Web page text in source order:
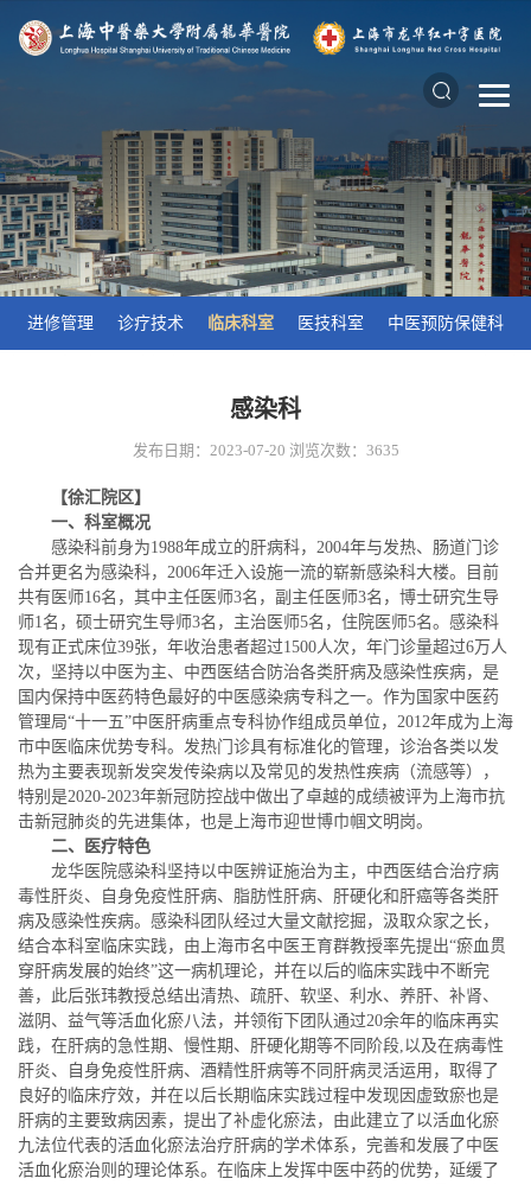
进修管理 诊疗技术 临床科室 医技科室 中医预防保健科
感染科
发布日期：2023-07-20 浏览次数： 3635
【徐汇院区】
一、科室概况
感染科前身为1988年成立的肝病科，2004年与发热、肠道门诊
合并更名为感染科，2006年迁入设施一流的崭新感染科大楼。目前
共有医师16名，其中主任医师3名，副主任医师3名，博士研究生导
师1名，硕士研究生导师3名，主治医师5名，住院医师5名。感染科
现有正式床位39张，年收治患者超过1500人次，年门诊量超过6万人
次，坚持以中医为主、中西医结合防治各类肝病及感染性疾病，是
国内保持中医药特色最好的中医感染病专科之一。作为国家中医药
管理局“十一五”中医肝病重点专科协作组成员单位，2012年成为上海
市中医临床优势专科。发热门诊具有标准化的管理，诊治各类以发
热为主要表现新发突发传染病以及常见的发热性疾病（流感等），
特别是2020-2023年新冠防控战中做出了卓越的成绩被评为上海市抗
击新冠肺炎的先进集体，也是上海市迎世博巾帼文明岗。
二、医疗特色
龙华医院感染科坚持以中医辨证施治为主，中西医结合治疗病
毒性肝炎、自身免疫性肝病、脂肪性肝病、肝硬化和肝癌等各类肝
病及感染性疾病。感染科团队经过大量文献挖掘，汲取众家之长，
结合本科室临床实践，由上海市名中医王育群教授率先提出“瘀血贯
穿肝病发展的始终”这一病机理论，并在以后的临床实践中不断完
善，此后张玮教授总结出清热、疏肝、软坚、利水、养肝、补肾、
滋阴、益气等活血化瘀八法，并领衔下团队通过20余年的临床再实
践，在肝病的急性期、慢性期、肝硬化期等不同阶段,以及在病毒性
肝炎、自身免疫性肝病、酒精性肝病等不同肝病灵活运用，取得了
良好的临床疗效，并在以后长期临床实践过程中发现因虚致瘀也是
肝病的主要致病因素，提出了补虚化瘀法，由此建立了以活血化瘀
九法位代表的活血化瘀法治疗肝病的学术体系，完善和发展了中医
活血化瘀治则的理论体系。在临床上发挥中医中药的优势，延缓了